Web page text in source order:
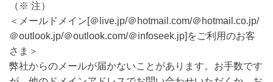
（※ 注）
＜メールドメイン[＠live.jp/＠hotmail.com/＠hotmail.co.jp/
＠outlook.jp/＠outlook.com/＠infoseek.jp]をご利用のお客
さま＞
弊社からのメールが届かないことがあります。お手数です